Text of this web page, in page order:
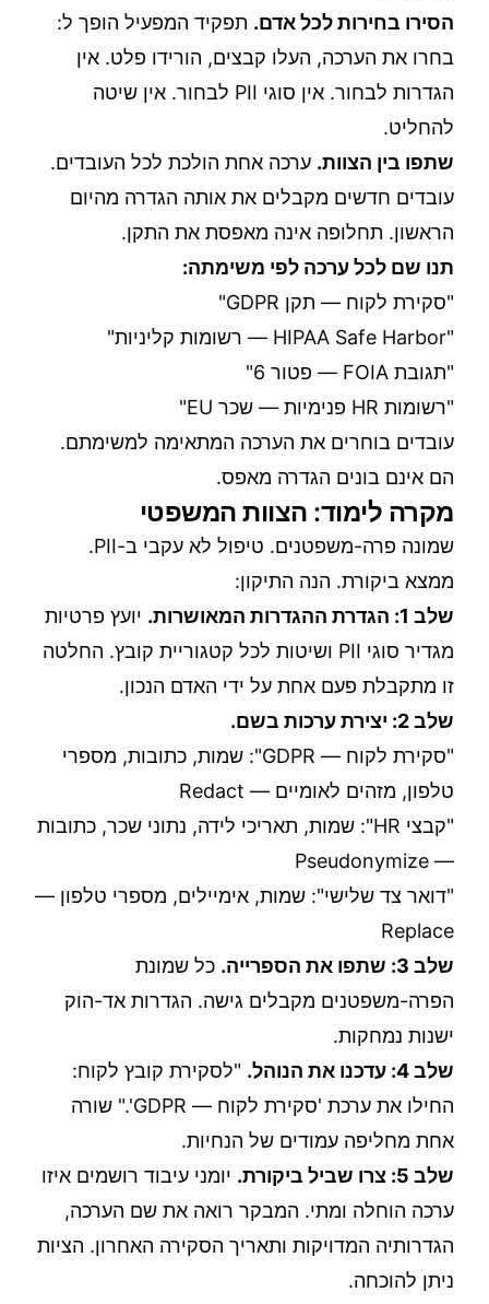
הסירו בחירות לכל אדם. תפקיד המפעיל הופך ל:
בחרו את הערכה, העלו קבצים, הורידו פלט. אין
הגדרות לבחור. אין סוגי PII לבחור. אין שיטה
להחליט.
שתפו בין הצוות. ערכה אחת הולכת לכל העובדים.
עובדים חדשים מקבלים את אותה הגדרה מהיום
הראשון. תחלופה אינה מאפסת את התקן.
תנו שם לכל ערכה לפי משימתה:
"סקירת לקוח — תקן GDPR"
"HIPAA Safe Harbor — רשומות קליניות"
"תגובת FOIA — פטור 6"
"רשומות HR פנימיות — שכר EU"
עובדים בוחרים את הערכה המתאימה למשימתם.
הם אינם בונים הגדרה מאפס.
מקרה לימוד: הצוות המשפטי
שמונה פרה-משפטנים. טיפול לא עקבי ב-PII.
ממצא ביקורת. הנה התיקון:
שלב 1: הגדרת ההגדרות המאושרות.
יועץ פרטיות
מגדיר סוגי PII ושיטות לכל קטגוריית קובץ. החלטה
זו מתקבלת פעם אחת על ידי האדם הנכון.
שלב 2: יצירת ערכות בשם.
"סקירת לקוח — GDPR": שמות, כתובות, מספרי
טלפון, מזהים לאומיים — Redact
"קבצי HR": שמות, תאריכי לידה, נתוני שכר, כתובות
— Pseudonymize
"דואר צד שלישי": שמות, אימיילים, מספרי טלפון —
Replace
שלב 3: שתפו את הספרייה.
כל שמונת
הפרה-משפטנים מקבלים גישה. הגדרות אד-הוק
ישנות נמחקות.
שלב 4: עדכנו את הנוהל.
"לסקירת קובץ לקוח:
החילו את ערכת 'סקירת לקוח — GDPR'." שורה
אחת מחליפה עמודים של הנחיות.
שלב 5: צרו שביל ביקורת.
יומני עיבוד רושמים איזו
ערכה הוחלה ומתי. המבקר רואה את שם הערכה,
הגדרותיה המדויקות ותאריך הסקירה האחרון. הציות
ניתן להוכחה.